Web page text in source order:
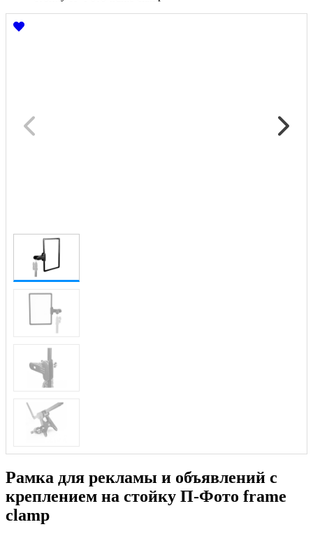
Рамка для рекламы и объявлений с
креплением на стойку П-Фото frame
clamp